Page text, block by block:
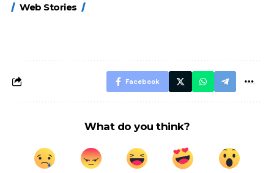
Web Stories
FASTag के ये नए
Facebook
What do you think?